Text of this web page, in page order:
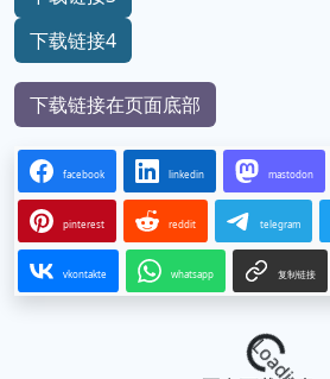
下载链接4
下载链接在页面底部
facebook linkedin mastodon
pinterest reddit telegram
vkontakte whatsapp 复制链接
Loading...